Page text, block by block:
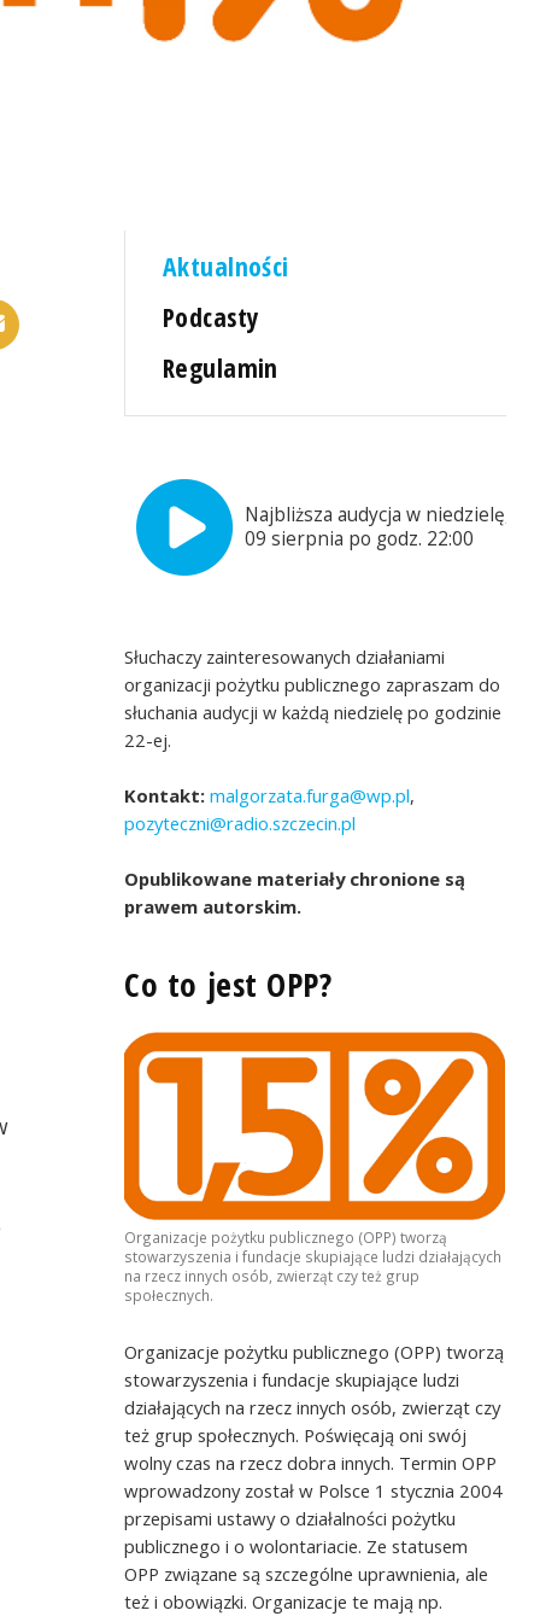
Aktualności
Podcasty
Regulamin
Najbliższa audycja w niedzielę,
09 sierpnia po godz. 22:00
Słuchaczy zainteresowanych działaniami
organizacji pożytku publicznego zapraszam do
słuchania audycji w każdą niedzielę po godzinie
22-ej.
Kontakt: malgorzata.furga@wp.pl,
pozyteczni@radio.szczecin.pl
Opublikowane materiały chronione są
prawem autorskim.
Co to jest OPP?
Organizacje pożytku publicznego (OPP) tworzą
stowarzyszenia i fundacje skupiające ludzi działających
na rzecz innych osób, zwierząt czy też grup
społecznych.
Organizacje pożytku publicznego (OPP) tworzą
stowarzyszenia i fundacje skupiające ludzi
działających na rzecz innych osób, zwierząt czy
też grup społecznych. Poświęcają oni swój
wolny czas na rzecz dobra innych. Termin OPP
wprowadzony został w Polsce 1 stycznia 2004
przepisami ustawy o działalności pożytku
publicznego i o wolontariacie. Ze statusem
OPP związane są szczególne uprawnienia, ale
też i obowiązki. Organizacje te mają np.